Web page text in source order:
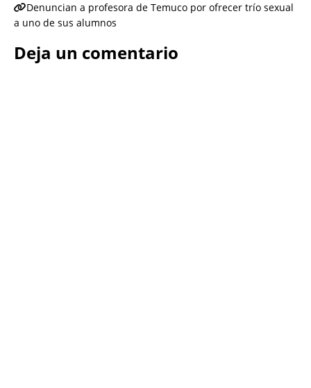
Denuncian a profesora de Temuco por ofrecer trío sexual
a uno de sus alumnos
Deja un comentario